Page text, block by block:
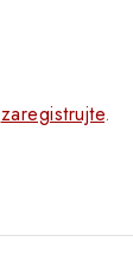
zaregistrujte.